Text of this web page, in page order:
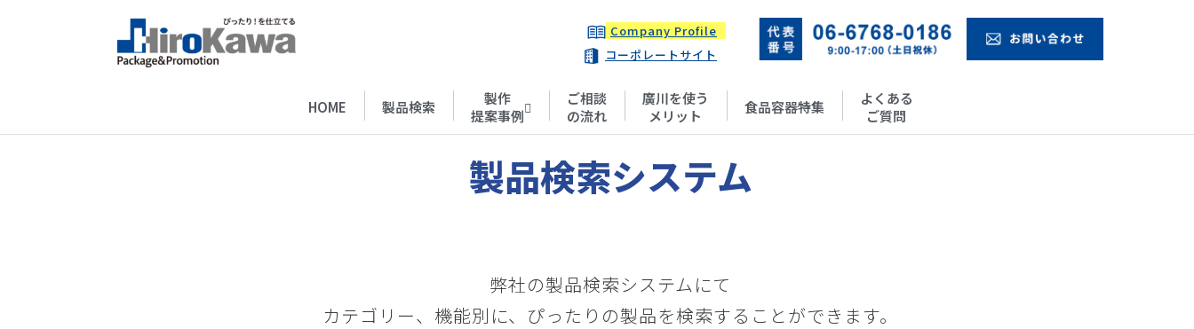
Company Profile
コーポレートサイト
HOME 製品検索
製作
提案事例
ご相談
の流れ
廣川を使う
メリット
食品容器特集
よくある
ご質問
製品検索システム
弊社の製品検索システムにて
カテゴリー、機能別に、ぴったりの製品を検索することができます。